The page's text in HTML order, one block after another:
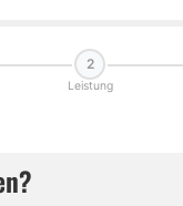
2
Leistung